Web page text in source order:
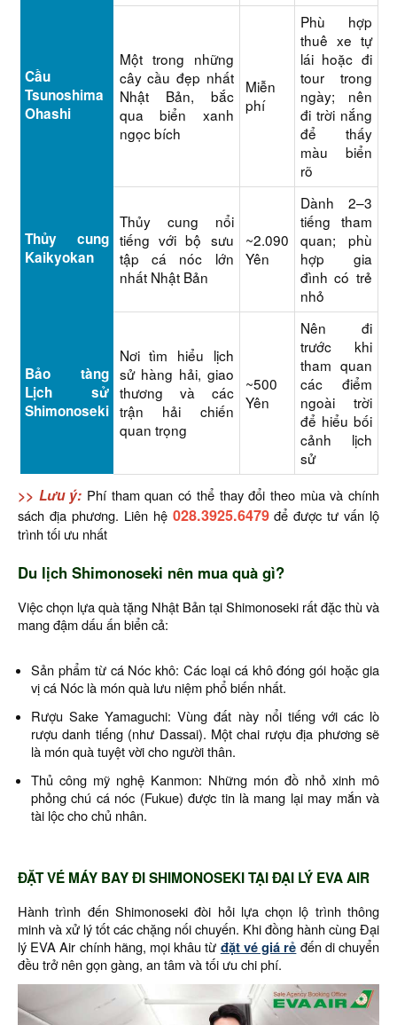
Cầu
Tsunoshima
Ohashi
Một trong những
cây cầu đẹp nhất
Nhật Bản, bắc
qua biển xanh
ngọc bích
Miễn
phí
Phù hợp
thuê xe tự
lái hoặc đi
tour trong
ngày; nên
đi trời nắng
để thấy
màu biển
rõ
Thủy cung
Kaikyokan
Thủy cung nổi
tiếng với bộ sưu
tập cá nóc lớn
nhất Nhật Bản
~2.090
Yên
Dành 2–3
tiếng tham
quan; phù
hợp gia
đình có trẻ
nhỏ
Bảo tàng
Lịch sử
Shimonoseki
Nơi tìm hiểu lịch
sử hàng hải, giao
thương và các
trận hải chiến
quan trọng
~500
Yên
Nên đi
trước khi
tham quan
các điểm
ngoài trời
để hiểu bối
cảnh lịch
sử
>> Lưu ý: Phí tham quan có thể thay đổi theo mùa và chính
sách địa phương. Liên hệ 028.3925.6479để được tư vấn lộ
trình tối ưu nhất
Du lịch Shimonoseki nên mua quà gì?
Việc chọn lựa quà tặng Nhật Bản tại Shimonoseki rất đặc thù và
mang đậm dấu ấn biển cả:
Sản phẩm từ cá Nóc khô: Các loại cá khô đóng gói hoặc gia
vị cá Nóc là món quà lưu niệm phổ biến nhất.
Rượu Sake Yamaguchi: Vùng đất này nổi tiếng với các lò
rượu danh tiếng (như Dassai). Một chai rượu địa phương sẽ
là món quà tuyệt vời cho người thân.
Thủ công mỹ nghệ Kanmon: Những món đồ nhỏ xinh mô
phỏng chú cá nóc (Fukue) được tin là mang lại may mắn và
tài lộc cho chủ nhân.
ĐẶT VÉ MÁY BAY ĐI SHIMONOSEKI TẠI ĐẠI LÝ EVA AIR
Hành trình đến Shimonoseki đòi hỏi lựa chọn lộ trình thông
minh và xử lý tốt các chặng nối chuyến. Khi đồng hành cùng Đại
lý EVA Air chính hãng, mọi khâu từ đặt vé giá rẻ đến di chuyển
đều trở nên gọn gàng, an tâm và tối ưu chi phí.